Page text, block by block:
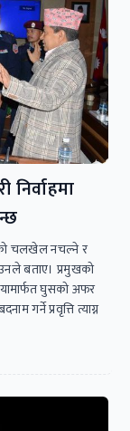
चलखेल नचल्ने र
उनले बताए। प्रमुखको
घुसको अफर
गर्ने प्रवृत्ति त्याग्न